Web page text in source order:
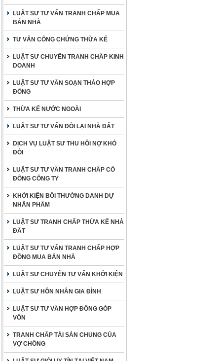
LUẬT SƯ TƯ VẤN TRANH CHẤP MUA
BÁN NHÀ
TƯ VẤN CÔNG CHỨNG THỪA KẾ
LUẬT SƯ CHUYÊN TRANH CHẤP KINH
DOANH
LUẬT SƯ TƯ VẤN SOẠN THẢO HỢP
ĐỒNG
THỪA KẾ NƯỚC NGOÀI
LUẬT SƯ TƯ VẤN ĐÒI LẠI NHÀ ĐẤT
DỊCH VỤ LUẬT SƯ THU HỒI NỢ KHÓ
ĐÒI
LUẬT SƯ TƯ VẤN TRANH CHẤP CỔ
ĐÔNG CÔNG TY
KHỞI KIỆN BỒI THƯỜNG DANH DỰ
NHÂN PHẨM
LUẬT SƯ TRANH CHẤP THỪA KẾ NHÀ
ĐẤT
LUẬT SƯ TƯ VẤN TRANH CHẤP HỢP
ĐỒNG MUA BÁN NHÀ
LUẬT SƯ CHUYÊN TƯ VẤN KHỞI KIỆN
LUẬT SƯ HÔN NHÂN GIA ĐÌNH
LUẬT SƯ TƯ VẤN HỢP ĐỒNG GÓP
VỐN
TRANH CHẤP TÀI SẢN CHUNG CỦA
VỢ CHỒNG